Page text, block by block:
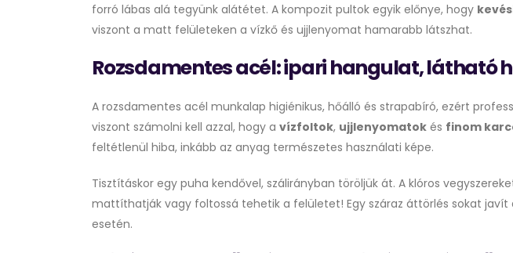
forró lábas alá tegyünk alátétet. A kompozit pultok egyik előnye, hogy
viszont a matt felületeken a vízkő és ujjlenyomat hamarabb látszhat.
Rozsdamentes acél: ipari hangulat, látható
A rozsdamentes acél munkalap higiénikus, hőálló és strapabíró, ezért
viszont számolni kell azzal, hogy a vízfoltok, ujjlenyomatok és finom
feltétlenül hiba, inkább az anyag természetes használati képe.
Tisztításkor egy puha kendővel, szálirányban töröljük át. A klóros
mattíthatják vagy foltossá tehetik a felületet! Egy száraz áttörlés sokat javít
esetén.